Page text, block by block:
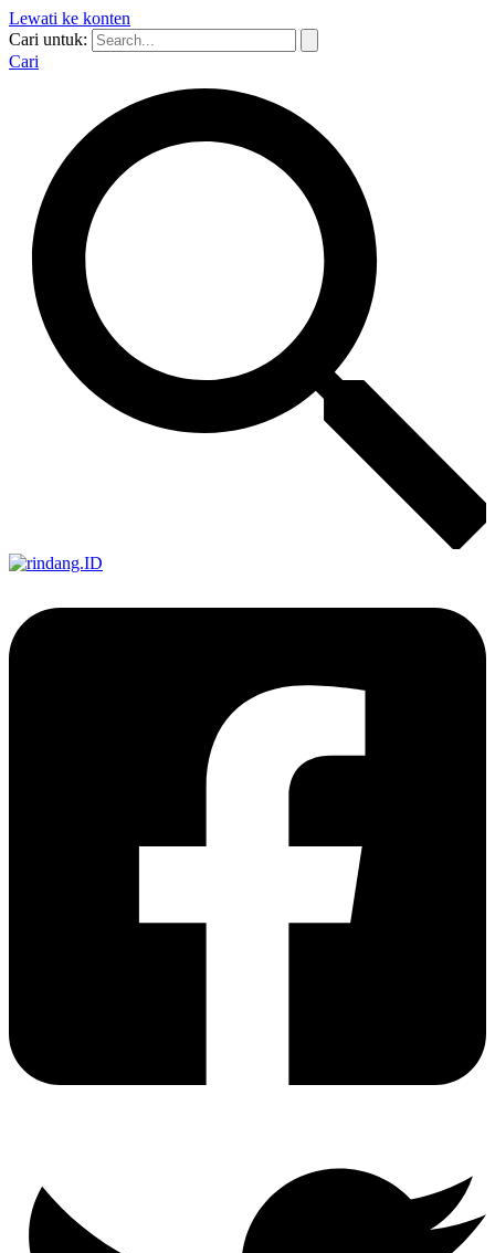
Lewati ke konten
Cari untuk:
Cari